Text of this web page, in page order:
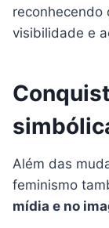
reconhecendo
visibilidade e
Além das
feminismo
mídia e no